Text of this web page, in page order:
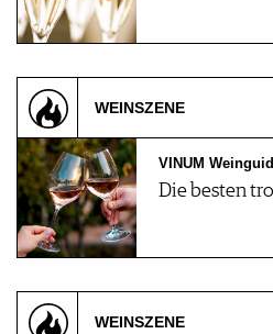
WEINSZENE
VINUM
Die besten
WEINSZENE